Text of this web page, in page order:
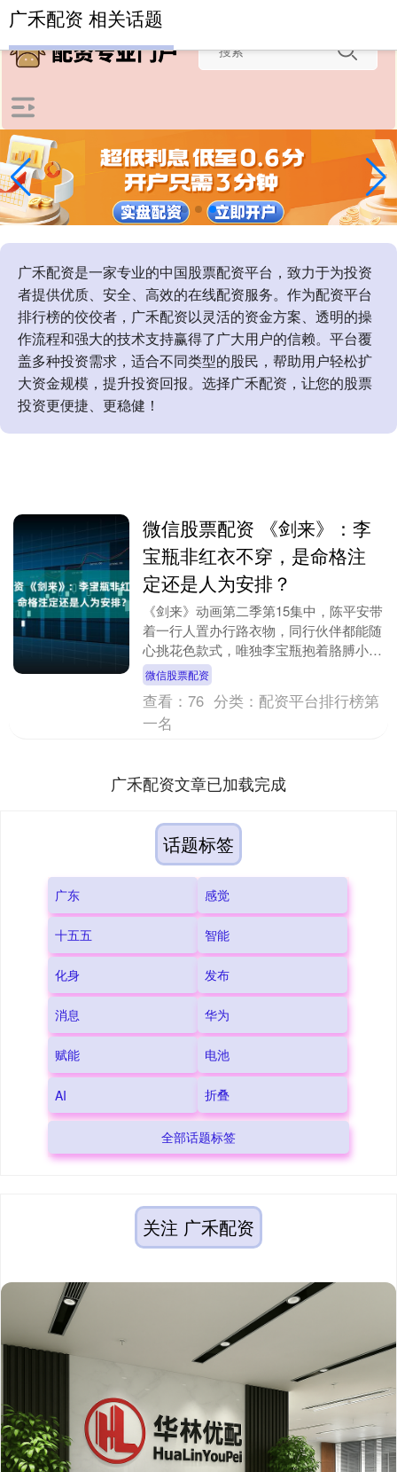
-->
广禾配资是一家专业的中国股票配资平台，致力于为投资
者提供优质、安全、高效的在线配资服务。作为配资平台
排行榜的佼佼者，广禾配资以灵活的资金方案、透明的操
作流程和强大的技术支持赢得了广大用户的信赖。平台覆
盖多种投资需求，适合不同类型的股民，帮助用户轻松扩
大资金规模，提升投资回报。选择广禾配资，让您的股票
投资更便捷、更稳健！
广禾配资 相关话题
微信股票配资 《剑来》：李
宝瓶非红衣不穿，是命格注
定还是人为安排？
《剑来》动画第二季第15集中，陈平安带
着一行人置办行路衣物，同行伙伴都能随
心挑花色款式，唯独李宝瓶抱着胳膊小声
嘟囔，说自己只能选红色衣裳。她反复念
叨，这是大哥早....
微信股票配资
查看：76 分类： 配资平台排行榜第
一名
广禾配资文章已加载完成
话题标签
广东 感觉
十五五 智能
化身 发布
消息 华为
赋能 电池
AI 折叠
全部话题标签
关注 广禾配资